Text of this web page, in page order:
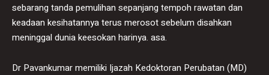
sebarang tanda pemulihan sepanjang tempoh rawatan dan
keadaan kesihatannya terus merosot sebelum disahkan
meninggal dunia keesokan harinya. asa.
Dr Pavankumar memiliki Ijazah Kedoktoran Perubatan (MD)